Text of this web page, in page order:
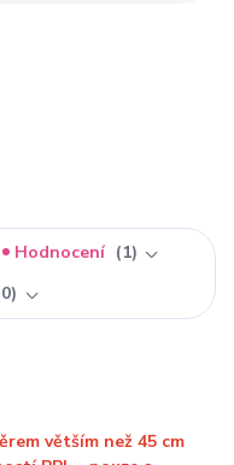
Hodnocení
1
0
větším než 45 cm